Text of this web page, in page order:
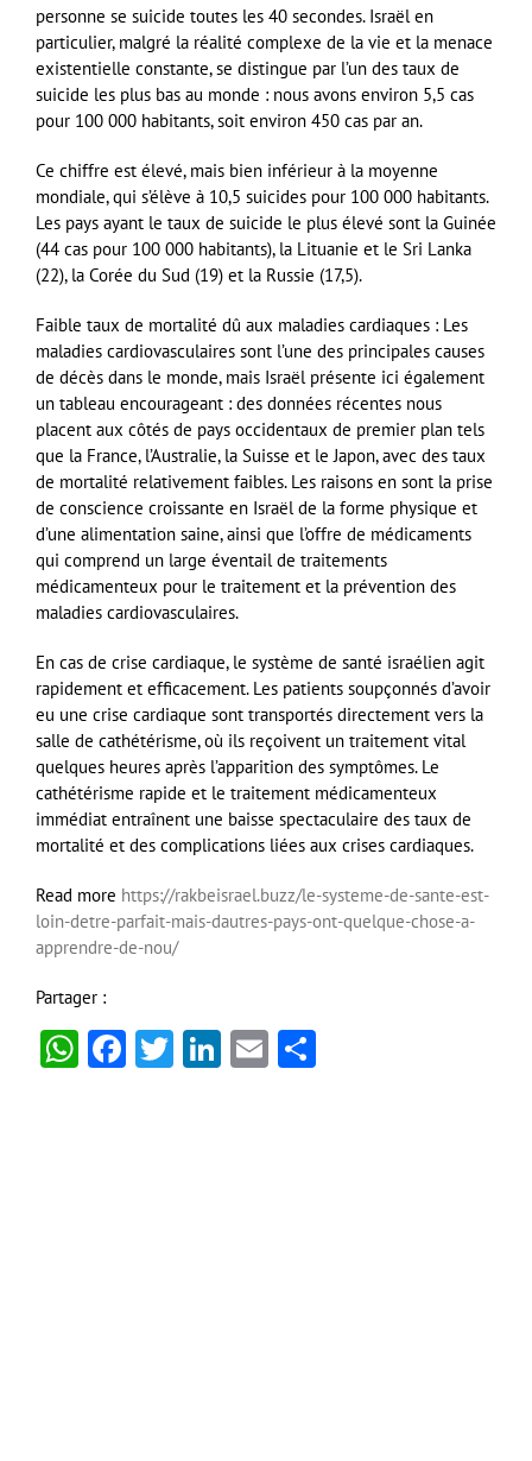
personne se suicide toutes les 40 secondes. Israël en
particulier, malgré la réalité complexe de la vie et la menace
existentielle constante, se distingue par l’un des taux de
suicide les plus bas au monde : nous avons environ 5,5 cas
pour 100 000 habitants, soit environ 450 cas par an.
Ce chiffre est élevé, mais bien inférieur à la moyenne
mondiale, qui s’élève à 10,5 suicides pour 100 000 habitants.
Les pays ayant le taux de suicide le plus élevé sont la Guinée
(44 cas pour 100 000 habitants), la Lituanie et le Sri Lanka
(22), la Corée du Sud (19) et la Russie (17,5).
Faible taux de mortalité dû aux maladies cardiaques : Les
maladies cardiovasculaires sont l’une des principales causes
de décès dans le monde, mais Israël présente ici également
un tableau encourageant : des données récentes nous
placent aux côtés de pays occidentaux de premier plan tels
que la France, l’Australie, la Suisse et le Japon, avec des taux
de mortalité relativement faibles. Les raisons en sont la prise
de conscience croissante en Israël de la forme physique et
d’une alimentation saine, ainsi que l’offre de médicaments
qui comprend un large éventail de traitements
médicamenteux pour le traitement et la prévention des
maladies cardiovasculaires.
En cas de crise cardiaque, le système de santé israélien agit
rapidement et efficacement. Les patients soupçonnés d’avoir
eu une crise cardiaque sont transportés directement vers la
salle de cathétérisme, où ils reçoivent un traitement vital
quelques heures après l’apparition des symptômes. Le
cathétérisme rapide et le traitement médicamenteux
immédiat entraînent une baisse spectaculaire des taux de
mortalité et des complications liées aux crises cardiaques.
Read more https://rakbeisrael.buzz/le-systeme-de-sante-est-
loin-detre-parfait-mais-dautres-pays-ont-quelque-chose-a-
apprendre-de-nou/
Partager :
WhatsApp
Facebook
Twitter
LinkedIn
Email